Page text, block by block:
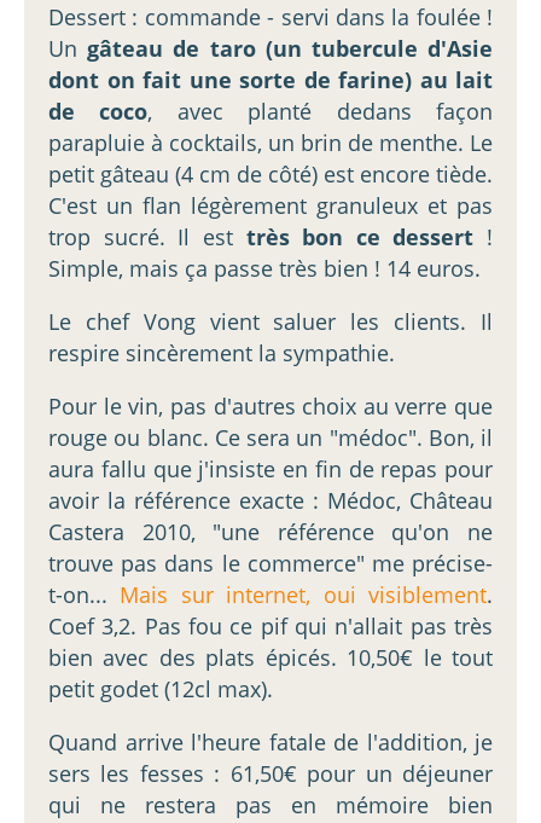
Dessert : commande - servi dans la foulée !
Ungâteau de taro (un tubercule d'Asie
dont on fait une sorte de farine) au lait
de coco, avec planté dedans façon
parapluie à cocktails, un brin de menthe. Le
petit gâteau (4 cm de côté) est encore tiède.
C'est un flan légèrement granuleux et pas
trop sucré. Il est très bon ce dessert !
Simple, mais ça passe très bien ! 14 euros.
Le chef Vong vient saluer les clients. Il
respire sincèrement la sympathie.
Pour le vin, pas d'autres choix au verre que
rouge ou blanc. Ce sera un "médoc". Bon, il
aura fallu que j'insiste en fin de repas pour
avoir la référence exacte : Médoc, Château
Castera 2010, "une référence qu'on ne
trouve pas dans le commerce" me précise-
t-on... Mais sur internet, oui visiblement.
Coef 3,2. Pas fou ce pif qui n'allait pas très
bien avec des plats épicés. 10,50€ le tout
petit godet (12cl max).
Quand arrive l'heure fatale de l'addition, je
sers les fesses : 61,50€ pour un déjeuner
qui ne restera pas en mémoire bien